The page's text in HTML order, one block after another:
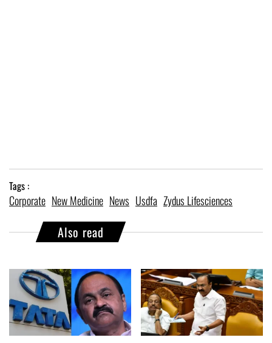
Tags :
Corporate New Medicine News Usdfa Zydus Lifesciences
Also read